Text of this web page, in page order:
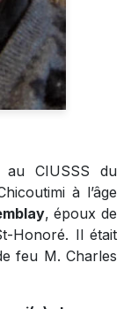
CIUSSS du
à l’âge
, époux de
Honoré. Il était
feu M. Charles